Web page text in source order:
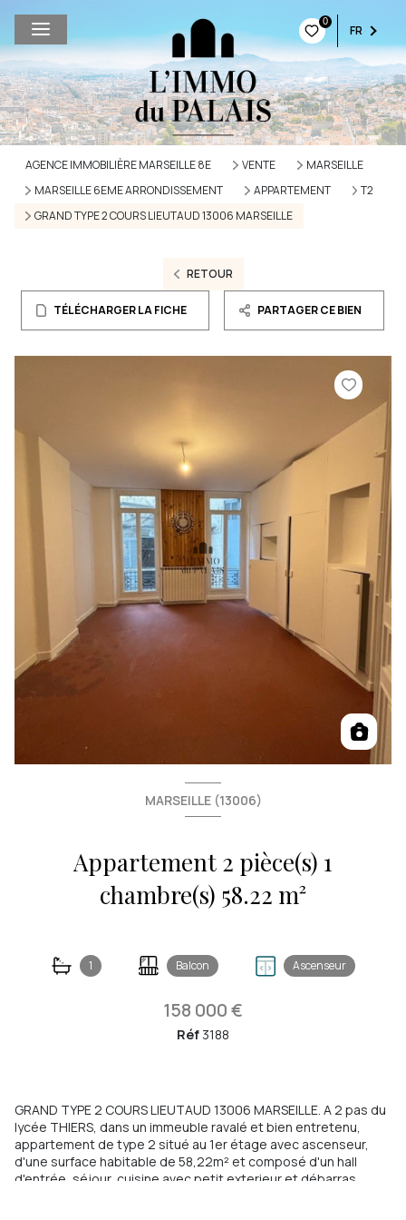
0
FR
AGENCE IMMOBILIÈRE MARSEILLE 8E VENTE
MARSEILLE
MARSEILLE 6EME ARRONDISSEMENT
APPARTEMENT
T2
GRAND TYPE 2 COURS LIEUTAUD 13006 MARSEILLE
RETOUR
TÉLÉCHARGER LA FICHE PARTAGER CE BIEN
MARSEILLE (13006)
Appartement 2 pièce(s) 1
chambre(s) 58.22 m²
1 Balcon Ascenseur
158 000 €
Réf 3188
GRAND TYPE 2 COURS LIEUTAUD 13006 MARSEILLE. A 2 pas du
lycée THIERS, dans un immeuble ravalé et bien entretenu,
appartement de type 2 situé au 1er étage avec ascenseur,
d'une surface habitable de 58,22m² et composé d'un hall
d'entrée, séjour, cuisine avec petit exterieur et débarras,